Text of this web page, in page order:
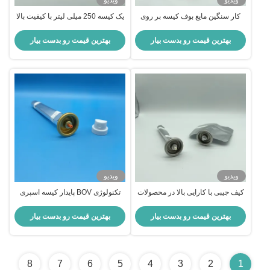
کار سنگین مایع بوف کیسه بر روی
بهترین قیمت رو بدست بیار
یک کیسه 250 میلی لیتر با کیفیت بالا
بهترین قیمت رو بدست بیار
ویدیو
کیف جیبی با کارایی بالا در محصولات
و قابلیت اطمینان
بهترین قیمت رو بدست بیار
ویدیو
تکنولوژی BOV پایدار کیسه اسپری
های شخصی
بهترین قیمت رو بدست بیار
1
2
3
4
5
6
7
8